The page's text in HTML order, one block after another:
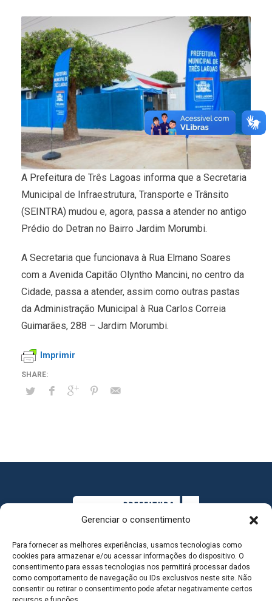
Gerenciar o consentimento
Para fornecer as melhores experiências, usamos tecnologias como
cookies para armazenar e/ou acessar informações do dispositivo. O
consentimento para essas tecnologias nos permitirá processar dados
como comportamento de navegação ou IDs exclusivos neste site. Não
consentir ou retirar o consentimento pode afetar negativamente certos
A Prefeitura de Três Lagoas informa que a Secretaria
Municipal de Infraestrutura, Transporte e Trânsito
(SEINTRA) mudou e, agora, passa a atender no antigo
Prédio do Detran no Bairro Jardim Morumbi.
A Secretaria que funcionava à Rua Elmano Soares
com a Avenida Capitão Olyntho Mancini, no centro da
Cidade, passa a atender, assim como outras pastas
da Administração Municipal à Rua Carlos Correia
Guimarães, 288 – Jardim Morumbi.
Imprimir
MAPA DO SITE